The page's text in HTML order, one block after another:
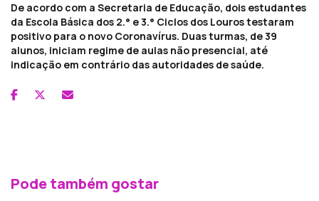
De acordo com a Secretaria de Educação, dois estudantes
da Escola Básica dos 2.° e 3.° Ciclos dos Louros testaram
positivo para o novo Coronavírus. Duas turmas, de 39
alunos, iniciam regime de aulas não presencial, até
indicação em contrário das autoridades de saúde.
Pode também gostar